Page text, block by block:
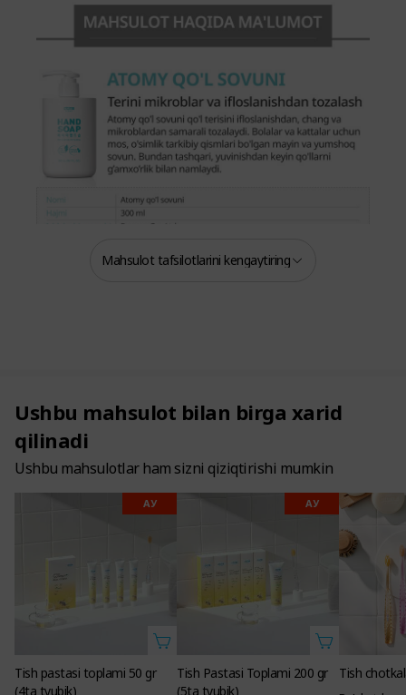
Mahsulot tafsilotlarini kengaytiring
Ushbu mahsulot bilan birga xarid
qilinadi
Ushbu mahsulotlar ham sizni qiziqtirishi mumkin
АУ
Tish pastasi toplami 50 gr
(4ta tyubik)
АУ
Tish Pastasi Toplami 200 gr
(5ta tyubik)
Tish